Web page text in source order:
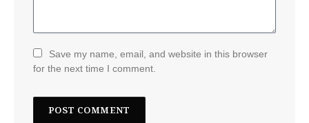
Save my name, email, and website in this browser
for the next time I comment.